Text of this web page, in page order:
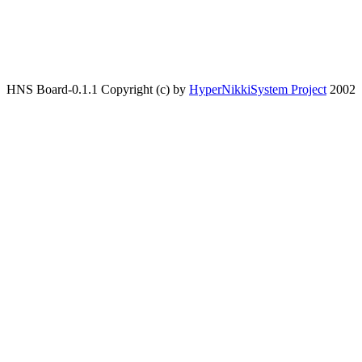
HNS Board-0.1.1 Copyright (c) by HyperNikkiSystem Project 2002